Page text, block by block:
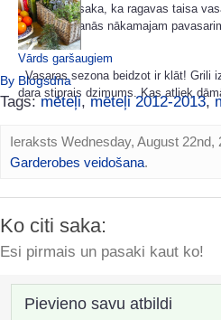
Veci ļaudis saka, ka ragavas taisa
Arī gatavošanās nākamajam
Vārds garšaugiem
Vasaras sezona beidzot ir klāt! Grili
dara stiprais dzimums. Kas atliek
By Blogsdna
Tags:mēteļi,mēteļi 2012-2013,
Ieraksts Wednesday, August 22nd,
Garderobes veidošana.
Ko citi saka:
Esi pirmais un pasaki kaut ko!
Pievieno savu atbildi